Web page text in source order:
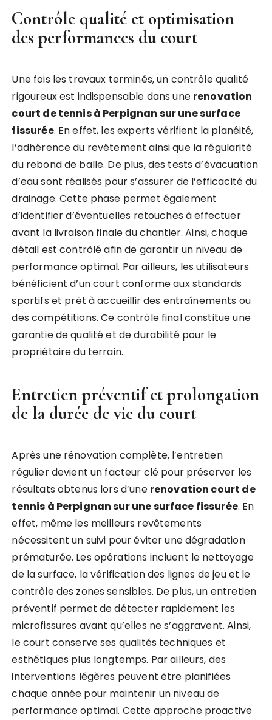
Contrôle qualité et optimisation
des performances du court
Une fois les travaux terminés, un contrôle qualité
rigoureux est indispensable dans une renovation
court de tennis à Perpignan sur une surface
fissurée. En effet, les experts vérifient la planéité,
l’adhérence du revêtement ainsi que la régularité
du rebond de balle. De plus, des tests d’évacuation
d’eau sont réalisés pour s’assurer de l’efficacité du
drainage. Cette phase permet également
d’identifier d’éventuelles retouches à effectuer
avant la livraison finale du chantier. Ainsi, chaque
détail est contrôlé afin de garantir un niveau de
performance optimal. Par ailleurs, les utilisateurs
bénéficient d’un court conforme aux standards
sportifs et prêt à accueillir des entraînements ou
des compétitions. Ce contrôle final constitue une
garantie de qualité et de durabilité pour le
propriétaire du terrain.
Entretien préventif et prolongation
de la durée de vie du court
Après une rénovation complète, l’entretien
régulier devient un facteur clé pour préserver les
résultats obtenus lors d’une renovation court de
tennis à Perpignan sur une surface fissurée. En
effet, même les meilleurs revêtements
nécessitent un suivi pour éviter une dégradation
prématurée. Les opérations incluent le nettoyage
de la surface, la vérification des lignes de jeu et le
contrôle des zones sensibles. De plus, un entretien
préventif permet de détecter rapidement les
microfissures avant qu’elles ne s’aggravent. Ainsi,
le court conserve ses qualités techniques et
esthétiques plus longtemps. Par ailleurs, des
interventions légères peuvent être planifiées
chaque année pour maintenir un niveau de
performance optimal. Cette approche proactive